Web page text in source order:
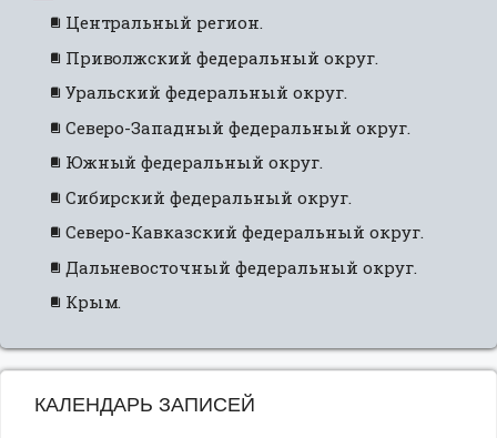
Центральный регион.
Приволжский федеральный округ.
Уральский федеральный округ.
Северо-Западный федеральный округ.
Южный федеральный округ.
Сибирский федеральный округ.
Северо-Кавказский федеральный округ.
Дальневосточный федеральный округ.
Крым.
КАЛЕНДАРЬ ЗАПИСЕЙ